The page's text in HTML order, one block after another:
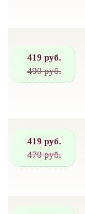
419 руб.
490 руб.
419 руб.
470 руб.